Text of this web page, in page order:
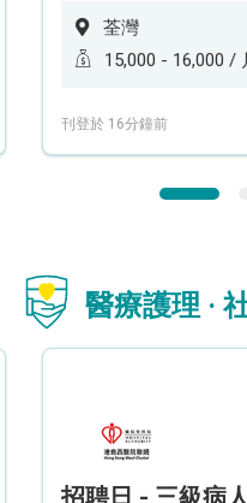
荃灣
15,000 - 16,000 /
刊登於 16分鐘前
醫療護理 ·